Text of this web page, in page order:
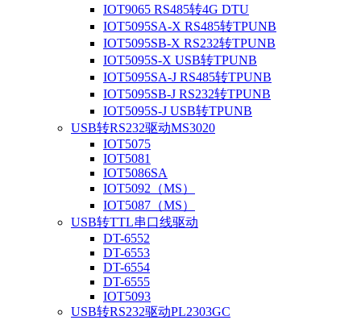
IOT9065 RS485转4G DTU
IOT5095SA-X RS485转TPUNB
IOT5095SB-X RS232转TPUNB
IOT5095S-X USB转TPUNB
IOT5095SA-J RS485转TPUNB
IOT5095SB-J RS232转TPUNB
IOT5095S-J USB转TPUNB
USB转RS232驱动MS3020
IOT5075
IOT5081
IOT5086SA
IOT5092（MS）
IOT5087（MS）
USB转TTL串口线驱动
DT-6552
DT-6553
DT-6554
DT-6555
IOT5093
USB转RS232驱动PL2303GC